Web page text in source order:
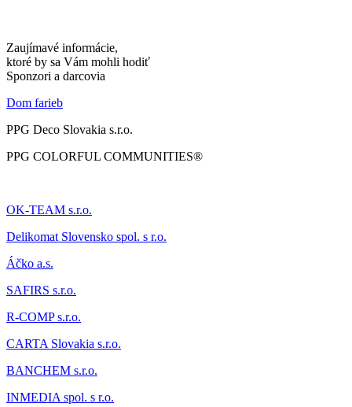
Zaujímavé informácie,
ktoré by sa Vám mohli hodiť
Sponzori a darcovia
Dom farieb
PPG Deco Slovakia s.r.o.
PPG COLORFUL COMMUNITIES®
OK-TEAM s.r.o.
Delikomat Slovensko spol. s r.o.
Áčko a.s.
SAFIRS s.r.o.
R-COMP s.r.o.
CARTA Slovakia s.r.o.
BANCHEM s.r.o.
INMEDIA spol. s r.o.